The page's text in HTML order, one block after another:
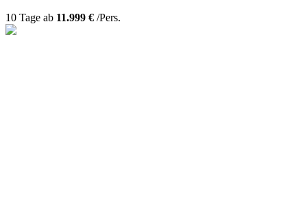
10 Tage ab 11.999 € /Pers.